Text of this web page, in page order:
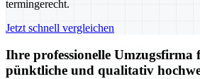
termingerecht.
Jetzt schnell vergleichen
Ihre professionelle Umzugsfirma
pünktliche und qualitativ